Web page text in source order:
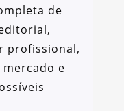
de
profissional,
e